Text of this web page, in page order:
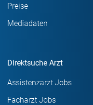
Preise
Mediadaten
Direktsuche Arzt
Assistenzarzt Jobs
Facharzt Jobs